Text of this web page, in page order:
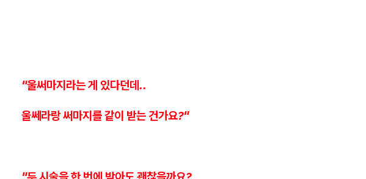
"울써마지라는 게 있다던데..
울쎄라랑 써마지를 같이 받는 건가요?"